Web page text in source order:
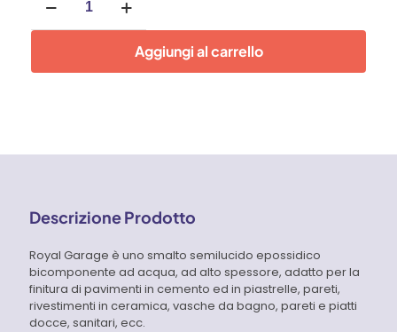
Garage
Smalto
Bianco
Aggiungi al carrello
Descrizione Prodotto
Royal Garage è uno smalto semilucido epossidico
bicomponente ad acqua, ad alto spessore, adatto per la
finitura di pavimenti in cemento ed in piastrelle, pareti,
rivestimenti in ceramica, vasche da bagno, pareti e piatti
docce, sanitari, ecc.